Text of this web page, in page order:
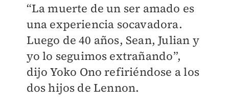
“La muerte de un ser amado es
una experiencia socavadora.
Luego de 40 años, Sean, Julian y
yo lo seguimos extrañando”,
dijo Yoko Ono refiriéndose a los
dos hijos de Lennon.